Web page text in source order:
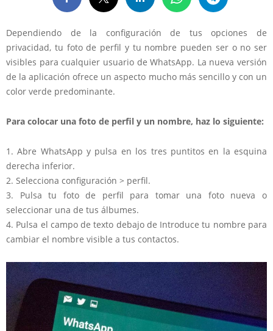
Dependiendo de la configuración de tus opciones de
privacidad, tu foto de perfil y tu nombre pueden ser o no ser
visibles para cualquier usuario de WhatsApp. La nueva versión
de la aplicación ofrece un aspecto mucho más sencillo y con un
color verde predominante.
Para colocar una foto de perfil y un nombre, haz lo siguiente:
1. Abre WhatsApp y pulsa en los tres puntitos en la esquina
derecha inferior.
2. Selecciona configuración > perfil.
3. Pulsa tu foto de perfil para tomar una foto nueva o
seleccionar una de tus álbumes.
4. Pulsa el campo de texto debajo de Introduce tu nombre para
cambiar el nombre visible a tus contactos.